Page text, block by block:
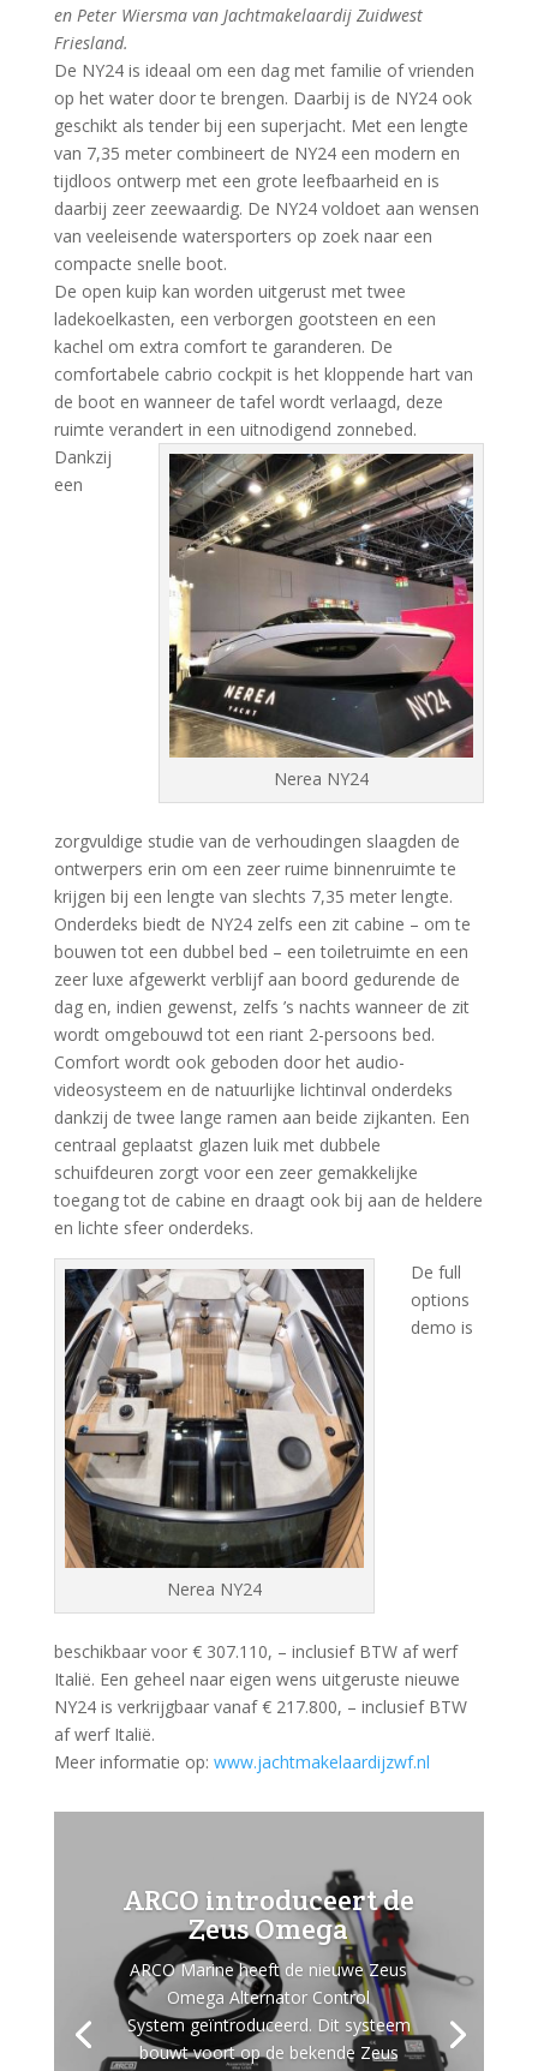
en Peter Wiersma van Jachtmakelaardij Zuidwest
Friesland.
De NY24 is ideaal om een dag met familie of vrienden
op het water door te brengen. Daarbij is de NY24 ook
geschikt als tender bij een superjacht. Met een lengte
van 7,35 meter combineert de NY24 een modern en
tijdloos ontwerp met een grote leefbaarheid en is
daarbij zeer zeewaardig. De NY24 voldoet aan wensen
van veeleisende watersporters op zoek naar een
compacte snelle boot.
De open kuip kan worden uitgerust met twee
ladekoelkasten, een verborgen gootsteen en een
kachel om extra comfort te garanderen. De
comfortabele cabrio cockpit is het kloppende hart van
de boot en wanneer de tafel wordt verlaagd, deze
ruimte verandert in een uitnodigend zonnebed.
Nerea NY24
Dankzij
een
zorgvuldige studie van de verhoudingen slaagden de
ontwerpers erin om een zeer ruime binnenruimte te
krijgen bij een lengte van slechts 7,35 meter lengte.
Onderdeks biedt de NY24 zelfs een zit cabine – om te
bouwen tot een dubbel bed – een toiletruimte en een
zeer luxe afgewerkt verblijf aan boord gedurende de
dag en, indien gewenst, zelfs ’s nachts wanneer de zit
wordt omgebouwd tot een riant 2-persoons bed.
Comfort wordt ook geboden door het audio-
videosysteem en de natuurlijke lichtinval onderdeks
dankzij de twee lange ramen aan beide zijkanten. Een
centraal geplaatst glazen luik met dubbele
schuifdeuren zorgt voor een zeer gemakkelijke
toegang tot de cabine en draagt ​​ook bij aan de heldere
en lichte sfeer onderdeks.
Nerea NY24
De full
options
demo is
beschikbaar voor € 307.110, – inclusief BTW af werf
Italië. Een geheel naar eigen wens uitgeruste nieuwe
NY24 is verkrijgbaar vanaf € 217.800, – inclusief BTW
af werf Italië.
Meer informatie op: www.jachtmakelaardijzwf.nl
ARCO introduceert de
Zeus Omega
ARCO Marine heeft de nieuwe Zeus
Omega Alternator Control
System geïntroduceerd. Dit systeem
bouwt voort op de bekende Zeus